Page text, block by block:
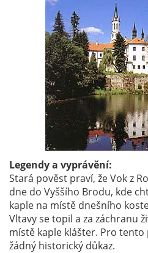
Legendy a vyprávění:
Stará pověst praví, že Vok z
dne do Vyššího Brodu, kde
kaple na místě dnešního
Vltavy se topil a za záchranu
místě kaple klášter. Pro
žádný historický důkaz.